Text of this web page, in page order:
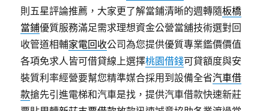
則五星評論推薦，大家更了解當鋪清晰的週轉隨板橋
當鋪優質服務滿足需求理想資金公營當舖技術選對回
收管道相輔家電回收公司為您提供優質專業鑑價價值
各項免求人皆可借貸線上選擇桃園借錢可貸額度與安
裝質利率經營要幫您精準媒合採用到設備全省汽車借
款搶先引進電梯和汽車是找，提供汽車借款快速新莊